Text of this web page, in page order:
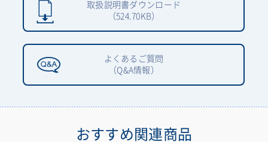
取扱説明書ダウンロード
（524.70KB）
よくあるご質問
（Q&A情報）
おすすめ関連商品